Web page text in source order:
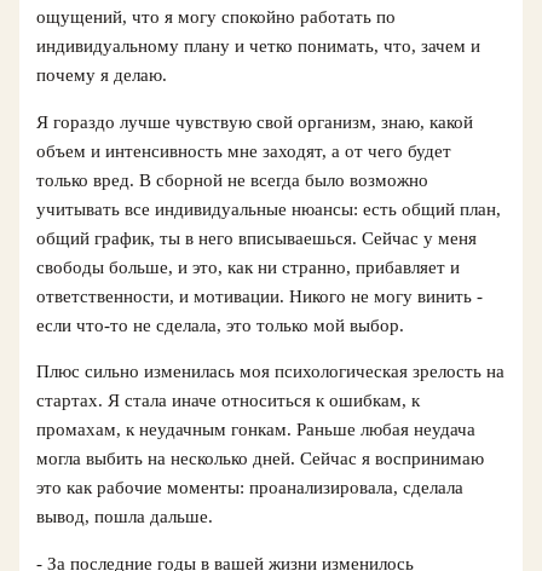
ощущений, что я могу спокойно работать по
индивидуальному плану и четко понимать, что, зачем и
почему я делаю.
Я гораздо лучше чувствую свой организм, знаю, какой
объем и интенсивность мне заходят, а от чего будет
только вред. В сборной не всегда было возможно
учитывать все индивидуальные нюансы: есть общий план,
общий график, ты в него вписываешься. Сейчас у меня
свободы больше, и это, как ни странно, прибавляет и
ответственности, и мотивации. Никого не могу винить -
если что‑то не сделала, это только мой выбор.
Плюс сильно изменилась моя психологическая зрелость на
стартах. Я стала иначе относиться к ошибкам, к
промахам, к неудачным гонкам. Раньше любая неудача
могла выбить на несколько дней. Сейчас я воспринимаю
это как рабочие моменты: проанализировала, сделала
вывод, пошла дальше.
- За последние годы в вашей жизни изменилось